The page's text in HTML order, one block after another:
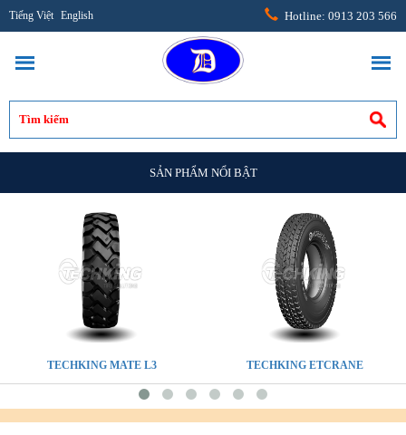
Tiếng Việt English Hotline: 0913 203 566
SẢN PHẨM NỔI BẬT
TECHKING MATE L3 TECHKING ETCRANE